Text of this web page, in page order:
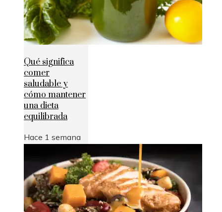
Qué significa
comer
saludable y
cómo mantener
una dieta
equilibrada
Hace 1 semana